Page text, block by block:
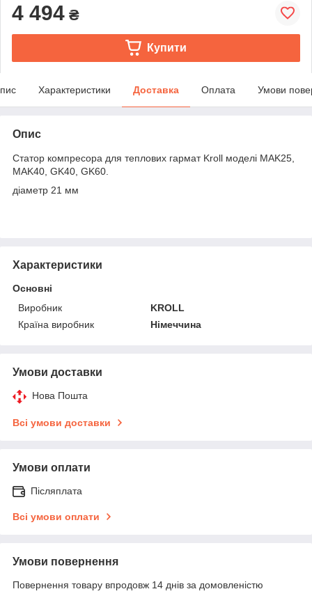
4 494 ₴
Купити
Характеристики Доставка Оплата Умови
Опис
Статор компресора для теплових гармат Kroll моделі MAK25,
MAK40, GK40, GK60.
діаметр 21 мм
Характеристики
Основні
Виробник
KROLL
Країна виробник
Німеччина
Умови доставки
Нова Пошта
Всі умови доставки
Умови оплати
Післяплата
Всі умови оплати
Умови повернення
Повернення товару впродовж 14 днів за домовленістю